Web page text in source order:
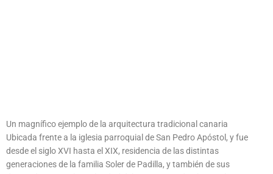
Un magnífico ejemplo de la arquitectura tradicional canaria
Ubicada frente a la iglesia parroquial de San Pedro Apóstol, y fue
desde el siglo XVI hasta el XIX, residencia de las distintas
generaciones de la familia Soler de Padilla, y también de sus